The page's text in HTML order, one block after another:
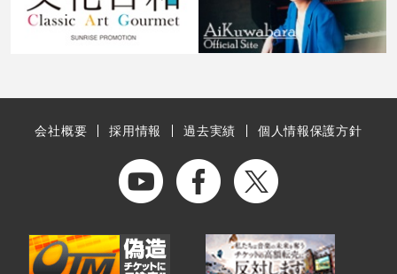
会社概要 採用情報 過去実績 個人情報保護方針